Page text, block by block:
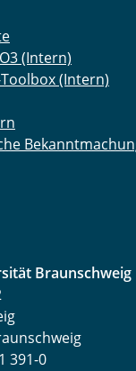
(Intern)
(Intern)
Braunschweig
391-0